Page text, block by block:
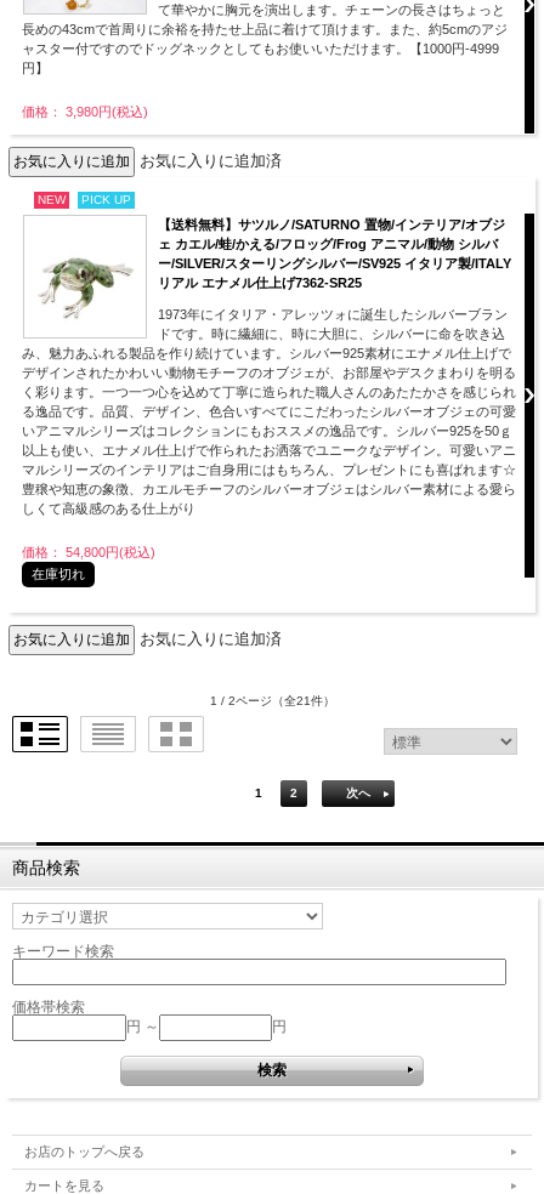
て華やかに胸元を演出します。チェーンの長さはちょっと
長めの43cmで首周りに余裕を持たせ上品に着けて頂けます。また、約5cmのアジ
ャスター付ですのでドッグネックとしてもお使いいただけます。【1000円-4999
円】
価格： 3,980円(税込)
お気に入りに追加済
NEW PICK UP
【送料無料】サツルノ/SATURNO 置物/インテリア/オブジ
ェ カエル/蛙/かえる/フロッグ/Frog アニマル/動物 シルバ
ー/SILVER/スターリングシルバー/SV925 イタリア製/ITALY
リアル エナメル仕上げ7362-SR25
1973年にイタリア・アレッツォに誕生したシルバーブラン
ドです。時に繊細に、時に大胆に、シルバーに命を吹き込
み、魅力あふれる製品を作り続けています。シルバー925素材にエナメル仕上げで
デザインされたかわいい動物モチーフのオブジェが、お部屋やデスクまわりを明る
く彩ります。一つ一つ心を込めて丁寧に造られた職人さんのあたたかさを感じられ
る逸品です。品質、デザイン、色合いすべてにこだわったシルバーオブジェの可愛
いアニマルシリーズはコレクションにもおススメの逸品です。シルバー925を50ｇ
以上も使い、エナメル仕上げで作られたお洒落でユニークなデザイン。可愛いアニ
マルシリーズのインテリアはご自身用にはもちろん、プレゼントにも喜ばれます☆
豊穣や知恵の象徴、カエルモチーフのシルバーオブジェはシルバー素材による愛ら
しくて高級感のある仕上がり
価格： 54,800円(税込)
在庫切れ
お気に入りに追加済
1 / 2ページ （全21件）
1 2 次へ
商品検索
キーワード検索
価格帯検索
円 ～
円
お店のトップへ戻る
カートを見る